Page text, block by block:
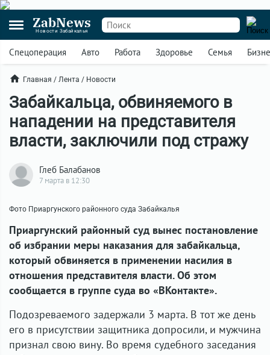
ZabNews
Новости Забайкалья
Спецоперация Авто Работа Здоровье Семья
Главная / Лента / Новости
Забайкальца, обвиняемого в
нападении на представителя
власти, заключили под стражу
Глеб Балабанов
7 марта в 12:30
Фото Приаргунского районного суда Забайкалья
Приаргунский районный суд вынес постановление
об избрании меры наказания для забайкальца,
который обвиняется в применении насилия в
отношения представителя власти. Об этом
сообщается в группе суда во «ВКонтакте».
Подозреваемого задержали 3 марта. В тот же день
его в присутствии защитника допросили, и мужчина
признал свою вину. Во время судебного заседания